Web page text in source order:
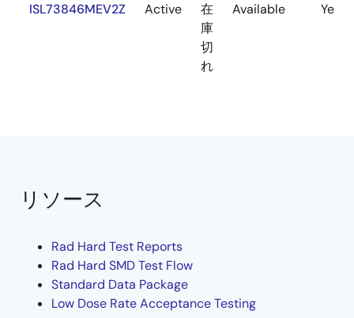
ISL73846MEV2Z Active
在
庫
切
れ
Available Yes
リソース
Rad Hard Test Reports
Rad Hard SMD Test Flow
Standard Data Package
Low Dose Rate Acceptance Testing